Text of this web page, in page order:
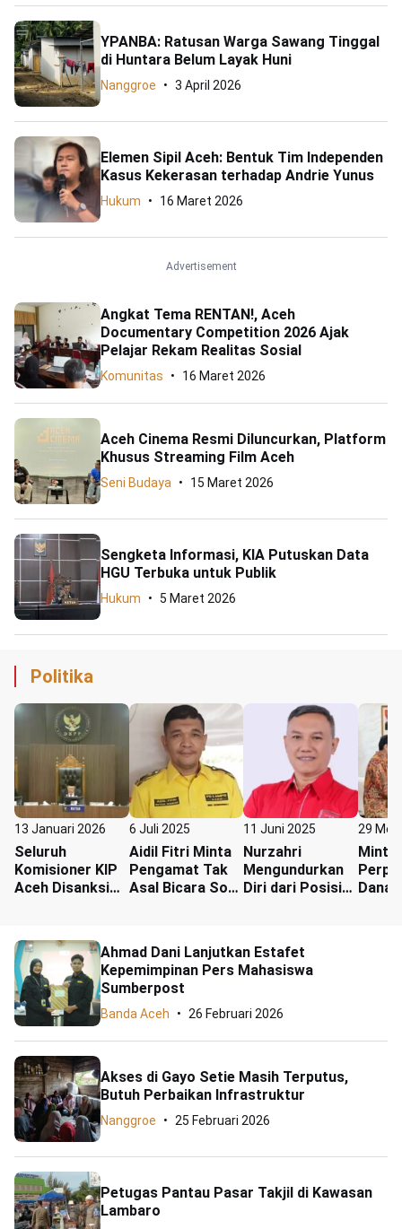
YPANBA: Ratusan Warga Sawang Tinggal
di Huntara Belum Layak Huni
Nanggroe 3 April 2026
Elemen Sipil Aceh: Bentuk Tim Independen
Kasus Kekerasan terhadap Andrie Yunus
Hukum 16 Maret 2026
Advertisement
Angkat Tema RENTAN!, Aceh
Documentary Competition 2026 Ajak
Pelajar Rekam Realitas Sosial
Komunitas 16 Maret 2026
Aceh Cinema Resmi Diluncurkan, Platform
Khusus Streaming Film Aceh
Seni Budaya 15 Maret 2026
Sengketa Informasi, KIA Putuskan Data
HGU Terbuka untuk Publik
Hukum 5 Maret 2026
Politika
13 Januari 2026
Seluruh
Komisioner KIP
Aceh Disanksi
6 Juli 2025
Aidil Fitri Minta
Pengamat Tak
Asal Bicara Soal
11 Juni 2025
Nurzahri
Mengundurkan
Diri dari Posisi
29 Mei
Minta
Dana
Ahmad Dani Lanjutkan Estafet
Kepemimpinan Pers Mahasiswa
Sumberpost
Banda Aceh 26 Februari 2026
Akses di Gayo Setie Masih Terputus,
Butuh Perbaikan Infrastruktur
Nanggroe 25 Februari 2026
Petugas Pantau Pasar Takjil di Kawasan
Lambaro